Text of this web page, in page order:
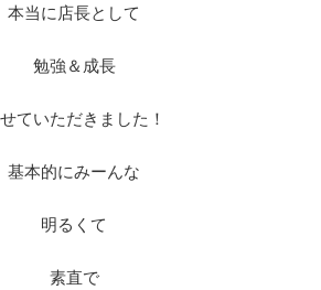
本当に店長として
勉強＆成長
ていただきました！
基本的にみーんな
明るくて
素直で